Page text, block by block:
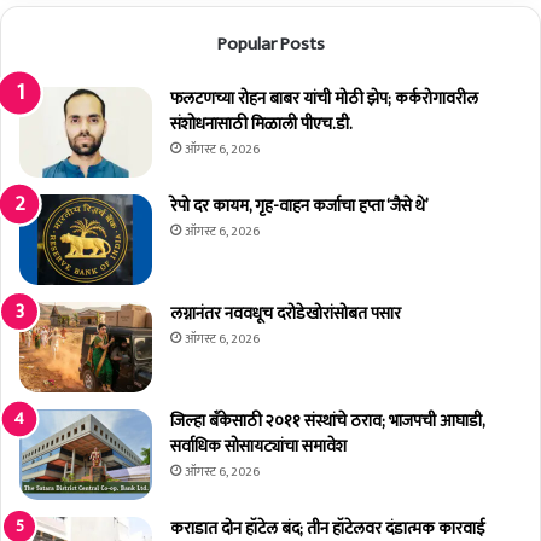
त
दा
र
घा
ती
ल
व
ड
णू
क
क
र्म
चा
र्‍यां
चे
प्र
शि
अ
द्या
प
का
ट
Popular Posts
फलटणच्या रोहन बाबर यांची मोठी झेप; कर्करोगावरील
संशोधनासाठी मिळाली पीएच.डी.
ऑगस्ट 6, 2026
रेपो दर कायम, गृह-वाहन कर्जाचा हप्ता ‘जैसे थे’
ऑगस्ट 6, 2026
लग्नानंतर नववधूच दरोडेखोरांसोबत पसार
ऑगस्ट 6, 2026
जिल्हा बँकेसाठी २०११ संस्थांचे ठराव; भाजपची आघाडी,
सर्वाधिक सोसायट्यांचा समावेश
ऑगस्ट 6, 2026
कराडात दोन हॉटेल बंद; तीन हॉटेलवर दंडात्मक कारवाई